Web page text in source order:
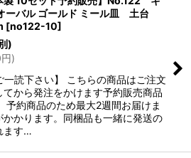
ーバル ゴールド ミール皿 土台
[no122-10]
)
円)
一読下さい】 こちらの商品はご注文
てから発注をかけます予約販売商品
予約商品のため最大2週間お届けま
かかります。同梱品も一緒に発送の
ます…